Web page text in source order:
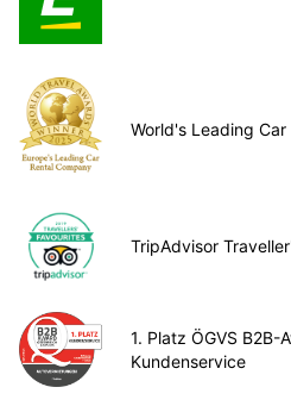
World's Leading
TripAdvisor
1. Platz ÖGVS
Kundenservice